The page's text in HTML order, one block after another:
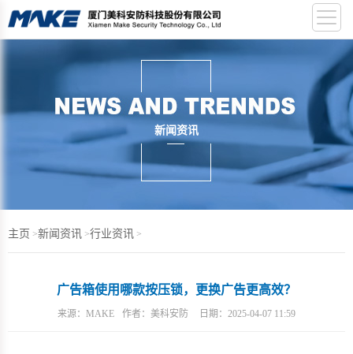
新闻资讯
主页 >新闻资讯 >行业资讯 >
广告箱使用哪款按压锁，更换广告更高效？
来源： MAKE 作者： 美科安防 日期： 2025-04-07 11:59